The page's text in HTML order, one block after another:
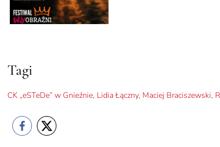
Tagi
CK „eSTeDe” w Gnieźnie, Lidia Łączny, Maciej Braciszewski,